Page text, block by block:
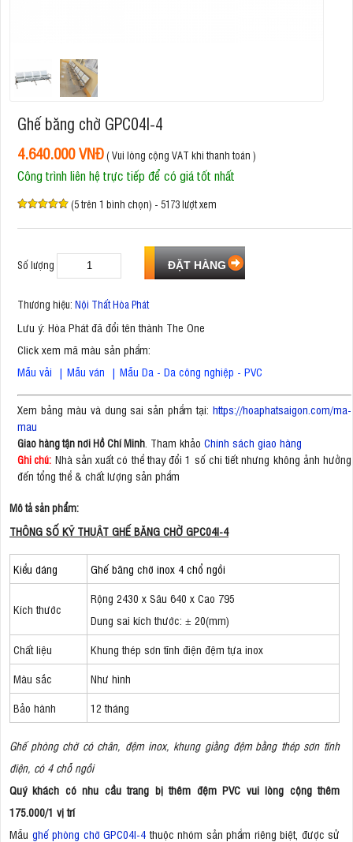
Ghế băng chờ GPC04I-4
4.640.000 VNĐ( Vui lòng cộng VAT khi thanh toán )
Công trình liên hệ trực tiếp để có giá tốt nhất
(5 trên 1 bình chọn) - 5173 lượt xem
Số lượng
Thương hiệu: Nội Thất Hòa Phát
Lưu ý: Hòa Phát đã đổi tên thành The One
Click xem mã màu sản phẩm:
Mẫu vải | Mẫu ván | Mẫu Da - Da công nghiệp - PVC
Xem bảng màu và dung sai sản phẩm tại: https://hoaphatsaigon.com/ma-
mau
Giao hàng tận nơi Hồ Chí Minh . Tham khảo Chính sách giao hàng
Ghi chú: Nhà sản xuất có thể thay đổi 1 số chi tiết nhưng không ảnh hưởng
đến tổng thể & chất lượng sản phẩm
Mô tả sản phẩm:
THÔNG SỐ KỸ THUẬT GHẾ BĂNG CHỜ GPC04I-4
Kiểu dáng Ghế băng chờ inox 4 chổ ngồi
Kích thước
Rộng 2430 x Sâu 640 x Cao 795
Dung sai kích thước: ± 20(mm)
Chất liệu
Khung thép sơn tĩnh điện đệm tựa inox
Màu sắc
Như hình
Bảo hành
12 tháng
Ghế phòng chờ có chân, đệm inox, khung giằng đệm bằng thép sơn tĩnh
điện, có 4 chỗ ngồi
Quý khách có nhu cầu trang bị thêm đệm PVC vui lòng cộng thêm
175.000/1 vị trí
Mẫu ghế phòng chờ GPC04I-4 thuộc nhóm sản phẩm riêng biệt, được sử